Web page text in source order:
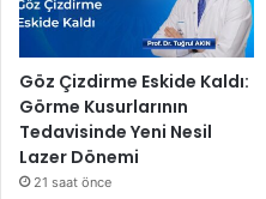
i
t
r
e
n
d
l
Göz Çizdirme Eskide Kaldı:
Görme Kusurlarının
Tedavisinde Yeni Nesil
Lazer Dönemi
21 saat önce